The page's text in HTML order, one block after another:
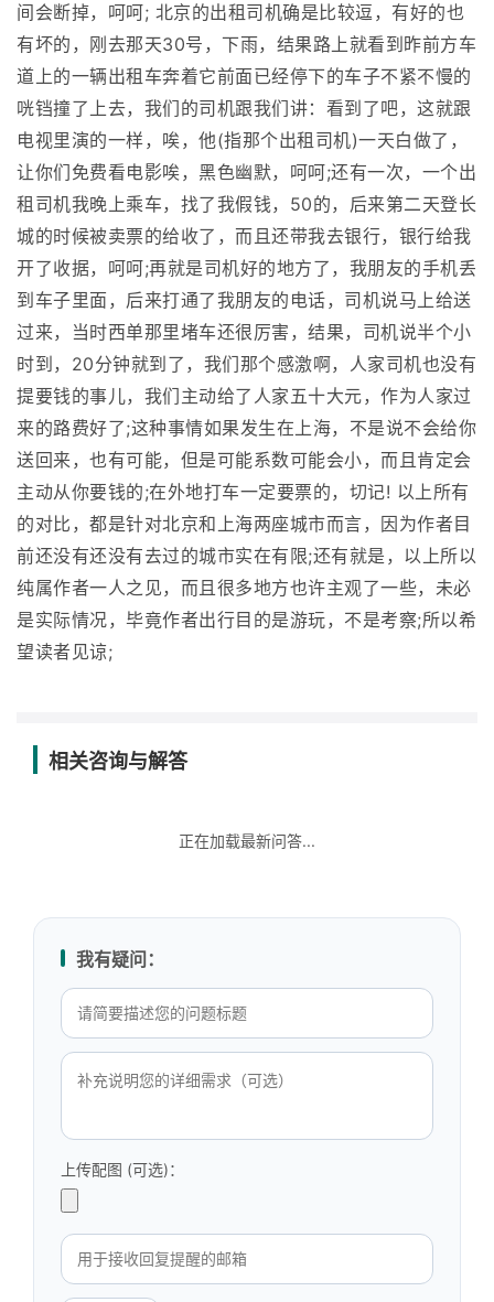
间会断掉，呵呵; 北京的出租司机确是比较逗，有好的也
有坏的，刚去那天30号，下雨，结果路上就看到昨前方车
道上的一辆出租车奔着它前面已经停下的车子不紧不慢的
咣铛撞了上去，我们的司机跟我们讲：看到了吧，这就跟
电视里演的一样，唉，他(指那个出租司机)一天白做了，
让你们免费看电影唉，黑色幽默，呵呵;还有一次，一个出
租司机我晚上乘车，找了我假钱，50的，后来第二天登长
城的时候被卖票的给收了，而且还带我去银行，银行给我
开了收据，呵呵;再就是司机好的地方了，我朋友的手机丢
到车子里面，后来打通了我朋友的电话，司机说马上给送
过来，当时西单那里堵车还很厉害，结果，司机说半个小
时到，20分钟就到了，我们那个感激啊，人家司机也没有
提要钱的事儿，我们主动给了人家五十大元，作为人家过
来的路费好了;这种事情如果发生在上海，不是说不会给你
送回来，也有可能，但是可能系数可能会小，而且肯定会
主动从你要钱的;在外地打车一定要票的，切记! 以上所有
的对比，都是针对北京和上海两座城市而言，因为作者目
前还没有还没有去过的城市实在有限;还有就是，以上所以
纯属作者一人之见，而且很多地方也许主观了一些，未必
是实际情况，毕竟作者出行目的是游玩，不是考察;所以希
望读者见谅;
相关咨询与解答
正在加载最新问答...
我有疑问：
上传配图 (可选)：